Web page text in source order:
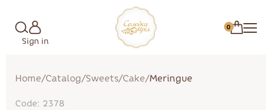
Sign in
0
Home/Catalog/Sweets/Cake/Meringue
Code: 2378